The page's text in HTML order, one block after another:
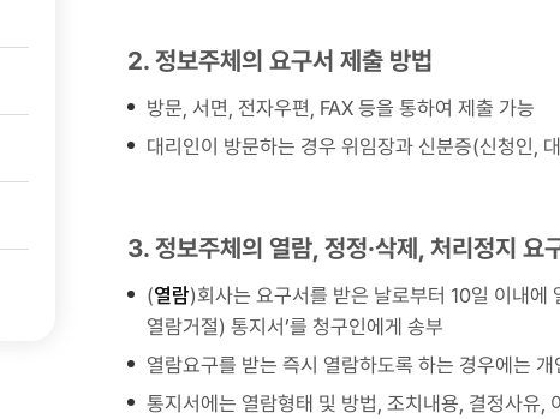
2. 정보주체의 요구서 제출 방법
방문, 서면, 전자우편, FAX 등을 통하여 제출 가능
대리인이 방문하는 경우 위임장과 신분증(신청인,
3. 정보주체의 열람, 정정·삭제, 처리정지 요
(열람)회사는 요구서를 받은 날로부터 10일 이내에
열람거절) 통지서’를 청구인에게 송부
열람요구를 받는 즉시 열람하도록 하는 경우에는
통지서에는 열람형태 및 방법, 조치내용, 결정사유,